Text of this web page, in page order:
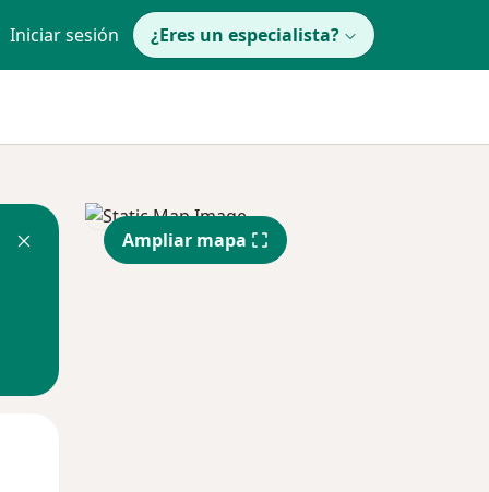
Iniciar sesión ¿Eres un especialista?
Ampliar mapa